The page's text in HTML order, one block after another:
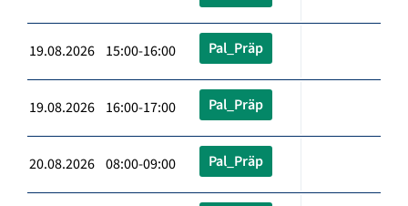
19.08.2026 15:00-16:00 Pal_Präp
19.08.2026 16:00-17:00 Pal_Präp
20.08.2026 08:00-09:00 Pal_Präp